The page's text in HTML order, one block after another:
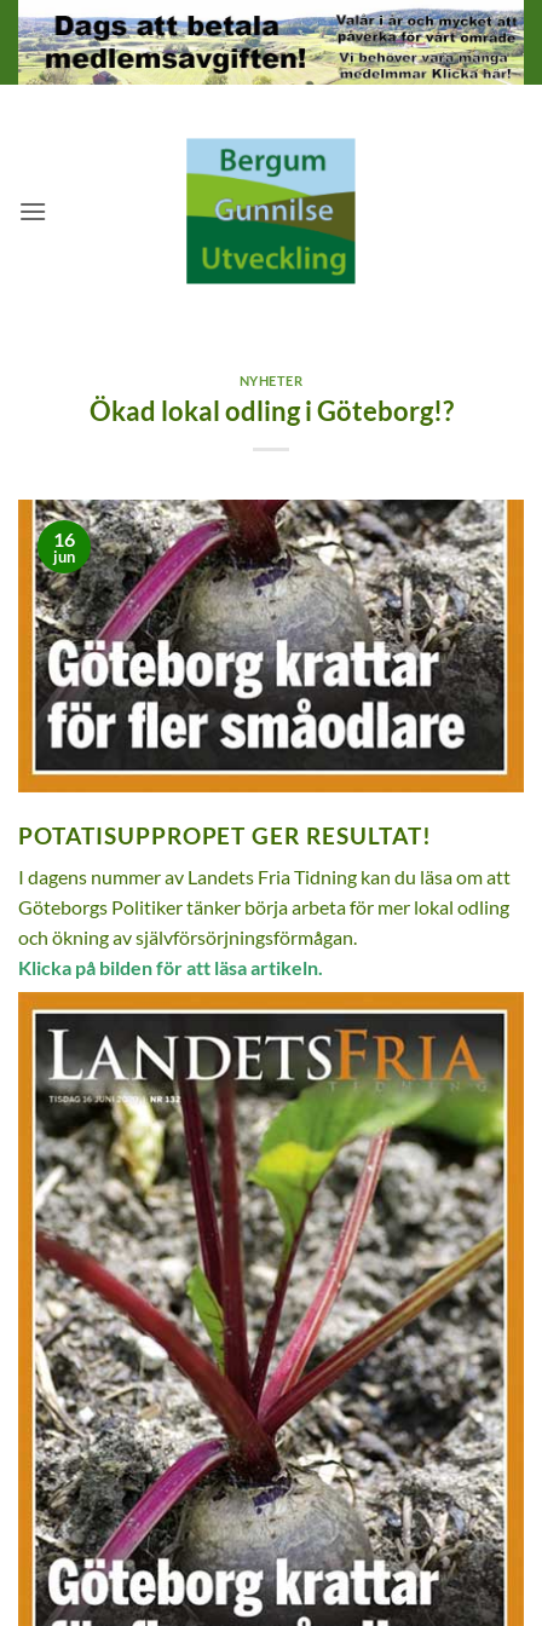
Skip
content
NYHETER
Ökad lokal odling i Göteborg!?
16
jun
POTATISUPPROPET GER RESULTAT!
I dagens nummer av Landets Fria Tidning kan du läsa om att
Göteborgs Politiker tänker börja arbeta för mer lokal odling
och ökning av självförsörjningsförmågan.
Klicka på bilden för att läsa artikeln.